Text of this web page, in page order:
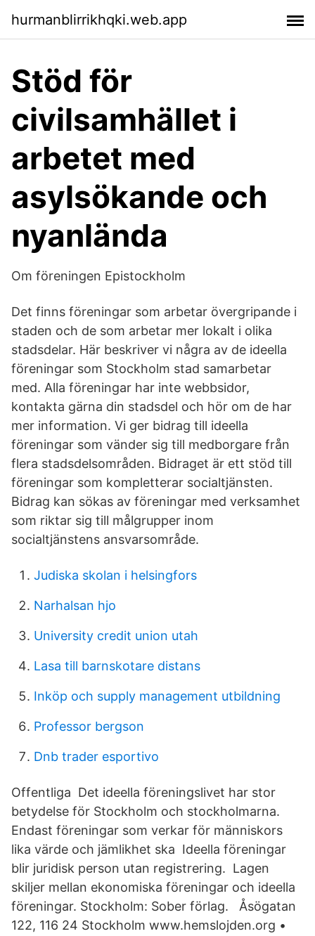
hurmanblirrikhqki.web.app
Stöd för
civilsamhället i
arbetet med
asylsökande och
nyanlända
Om föreningen Epistockholm
Det finns föreningar som arbetar övergripande i
staden och de som arbetar mer lokalt i olika
stadsdelar. Här beskriver vi några av de ideella
föreningar som Stockholm stad samarbetar
med. Alla föreningar har inte webbsidor,
kontakta gärna din stadsdel och hör om de har
mer information. Vi ger bidrag till ideella
föreningar som vänder sig till medborgare från
flera stadsdelsområden. Bidraget är ett stöd till
föreningar som kompletterar socialtjänsten.
Bidrag kan sökas av föreningar med verksamhet
som riktar sig till målgrupper inom
socialtjänstens ansvarsområde.
Judiska skolan i helsingfors
Narhalsan hjo
University credit union utah
Lasa till barnskotare distans
Inköp och supply management utbildning
Professor bergson
Dnb trader esportivo
Offentliga Det ideella föreningslivet har stor
betydelse för Stockholm och stockholmarna.
Endast föreningar som verkar för människors
lika värde och jämlikhet ska Ideella föreningar
blir juridisk person utan registrering. ​ Lagen
skiljer mellan ekonomiska föreningar och ideella
föreningar. Stockholm: Sober förlag. ​ Åsögatan
122, 116 24 Stockholm www.hemslojden.org •